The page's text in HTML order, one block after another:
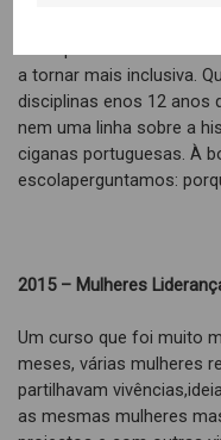
a tornar mais inclusiva.
disciplinas enos 12 anos
nem uma linha sobre a
ciganas portuguesas. À
escolaperguntamos:
2015 – Mulheres
Um curso que foi muito
meses, várias mulheres
partilhavam
as mesmas mulheres